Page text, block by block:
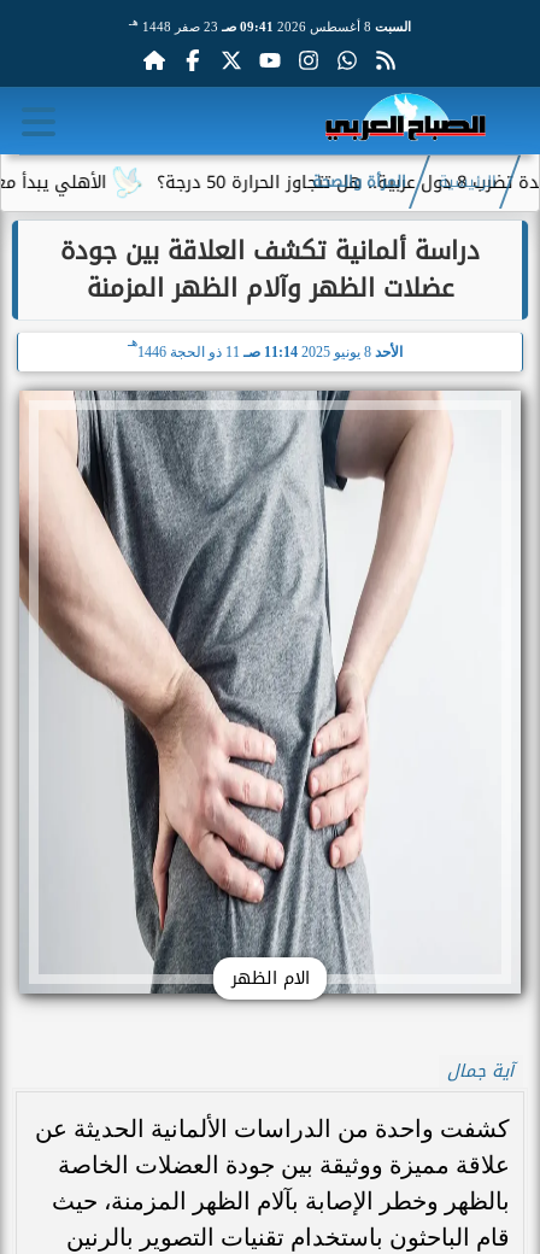
السبت 09:41 صـ 23 صفر 1448 هـ
الأهلي يبدأ درجة؟ الرئيسية المرأة والصحة
دراسة ألمانية تكشف العلاقة بين جودة
عضلات الظهر وآلام الظهر المزمنة
الأحد 11:14 صـ 11 ذو الحجة 1446
هـ
الام الظهر
آية جمال
كشفت واحدة من الدراسات الألمانية الحديثة عن
علاقة مميزة ووثيقة بين جودة العضلات الخاصة
بالظهر وخطر الإصابة بآلام الظهر المزمنة، حيث
قام الباحثون باستخدام تقنيات التصوير بالرنين